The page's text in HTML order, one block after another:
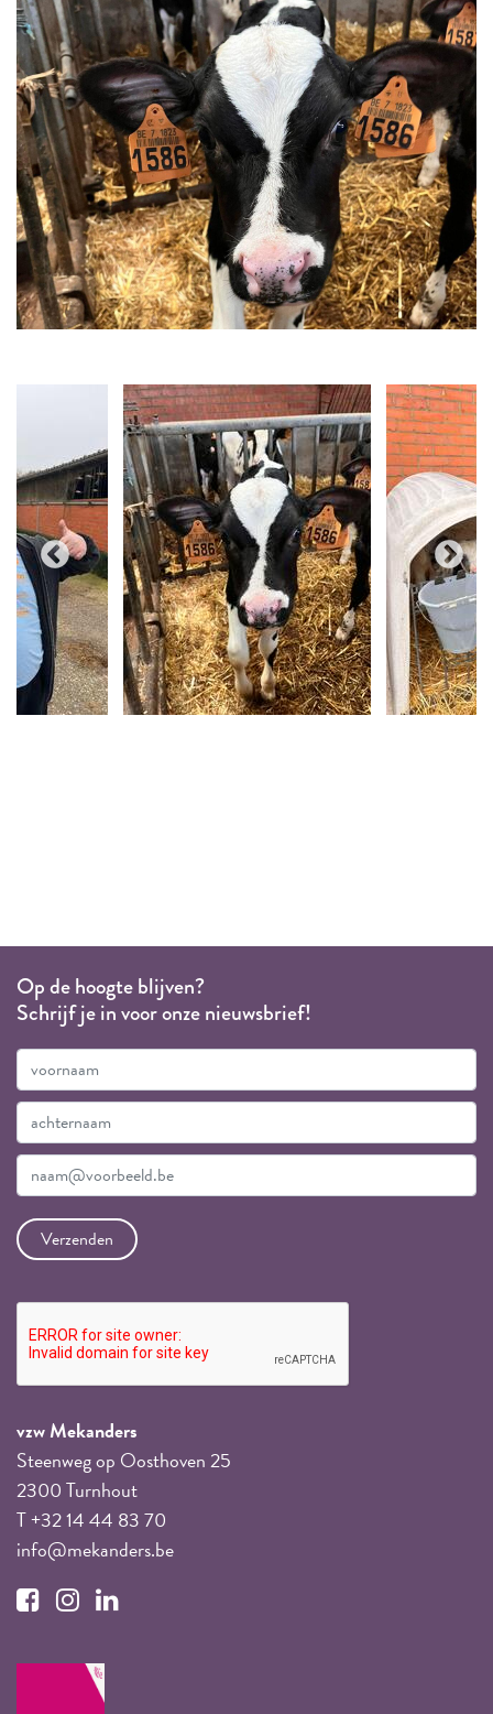
Op de hoogte blijven?
Schrijf je in voor onze nieuwsbrief!
vzw Mekanders
Steenweg op Oosthoven 25
2300 Turnhout
T +32 14 44 83 70
info@mekanders.be